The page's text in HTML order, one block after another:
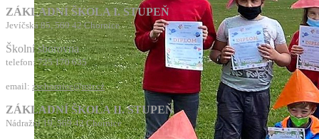
ZÁKLADNÍ ŠKOLA I. STUPEŇ
Jevíčská 85, 569 42 Chornice
Školní sborovna
telefon: 725 170 635
email: zschornice@mtr.cz
ZÁKLADNÍ ŠKOLA II. STUPEŇ
Nádražní 19, 569 42 Chornice